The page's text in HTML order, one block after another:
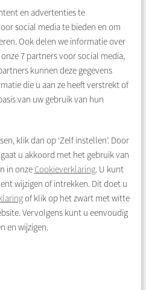
en advertenties te
social media te bieden en om
Ook delen we informatie over
7 partners voor social media,
kunnen deze gegevens
die u aan ze heeft verstrekt of
van uw gebruik van hun
klik dan op ‘Zelf instellen’. Door
u akkoord met het gebruik van
in onze Cookieverklaring. U kunt
wijzigen of intrekken. Dit doet u
of klik op het zwart met witte
Vervolgens kunt u eenvoudig
en wijzigen.
and amenities in a pleasant
Amsterdam North.
you reach the ground-floor
hallway that provides access to
cupboard space. At the front is
and washbasin. The toilet
separate room.
room with storage space and
heating system (Intergas, 2021)
and kitchen provide direct
garden of approximately 43